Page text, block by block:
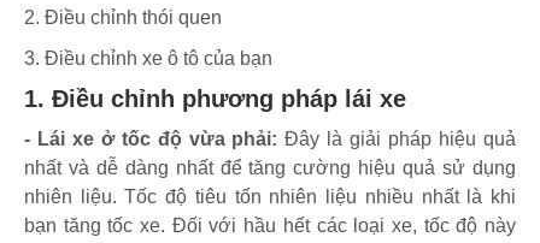
2. Điều chỉnh thói quen
3. Điều chỉnh xe ô tô của bạn
1. Điều chỉnh phương pháp lái xe
- Lái xe ở tốc độ vừa phải: Đây là giải pháp hiệu quả
nhất và dễ dàng nhất để tăng cường hiệu quả sử dụng
nhiên liệu. Tốc độ tiêu tốn nhiên liệu nhiều nhất là khi
bạn tăng tốc xe. Đối với hầu hết các loại xe, tốc độ này